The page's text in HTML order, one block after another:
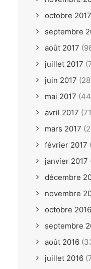
octobre 2017
septembre
août 2017
juillet 2017
juin 2017
mai 2017
avril 2017
mars 2017
février 2017
janvier 2017
décembre
novembre
octobre 2016
septembre
août 2016
juillet 2016